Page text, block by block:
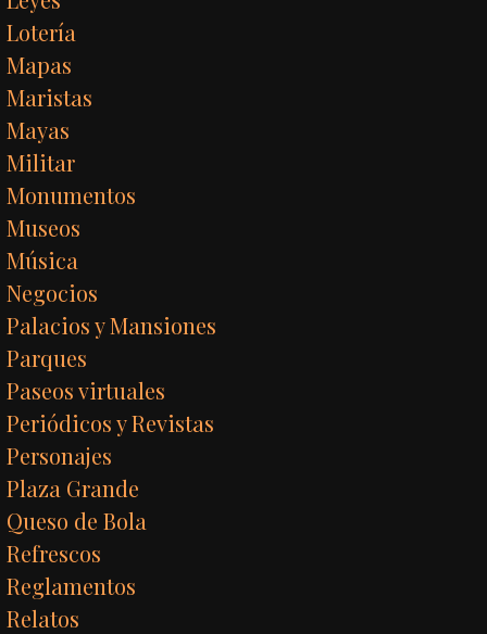
Lotería
Mapas
Maristas
Mayas
Militar
Monumentos
Museos
Música
Negocios
Palacios y Mansiones
Parques
Paseos virtuales
Periódicos y Revistas
Personajes
Plaza Grande
Queso de Bola
Refrescos
Reglamentos
Relatos